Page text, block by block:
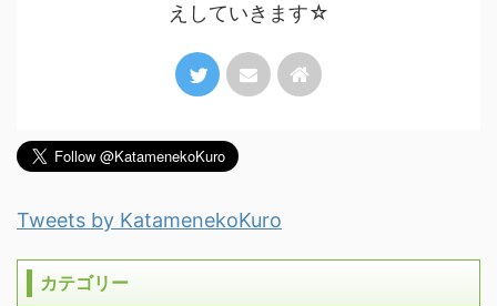
えしていきます☆
Tweets by KatamenekoKuro
カテゴリー